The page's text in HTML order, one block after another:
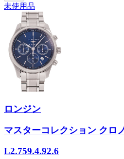
未使用品
ロンジン
マスターコレクション クロ
L2.759.4.92.6